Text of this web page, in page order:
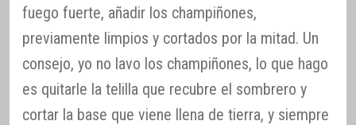
fuego fuerte, añadir los champiñones,
previamente limpios y cortados por la mitad. Un
consejo, yo no lavo los champiñones, lo que hago
es quitarle la telilla que recubre el sombrero y
cortar la base que viene llena de tierra, y siempre